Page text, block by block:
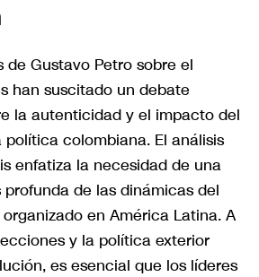
de Gustavo Petro sobre el
han suscitado un debate
la autenticidad y el impacto del
colombiana. El análisis
enfatiza la necesidad de una
de las dinámicas del
en América Latina. A
y la política exterior
es esencial que los líderes